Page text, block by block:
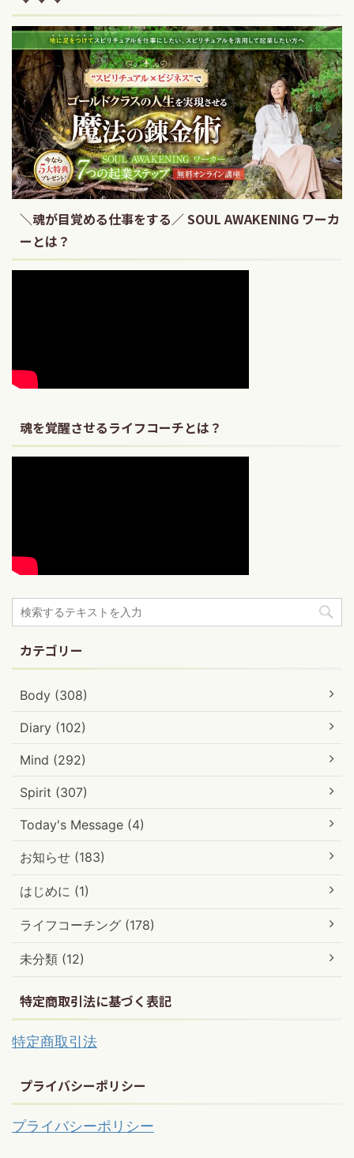
＼魂が目覚める仕事をする／ SOUL AWAKENING ワーカ
ーとは？
魂を覚醒させるライフコーチとは？
カテゴリー
Body (308)
Diary (102)
Mind (292)
Spirit (307)
Today's Message (4)
お知らせ (183)
はじめに (1)
ライフコーチング (178)
未分類 (12)
特定商取引法に基づく表記
特定商取引法
プライバシーポリシー
プライバシーポリシー